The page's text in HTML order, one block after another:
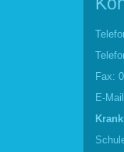
Fax:
E-